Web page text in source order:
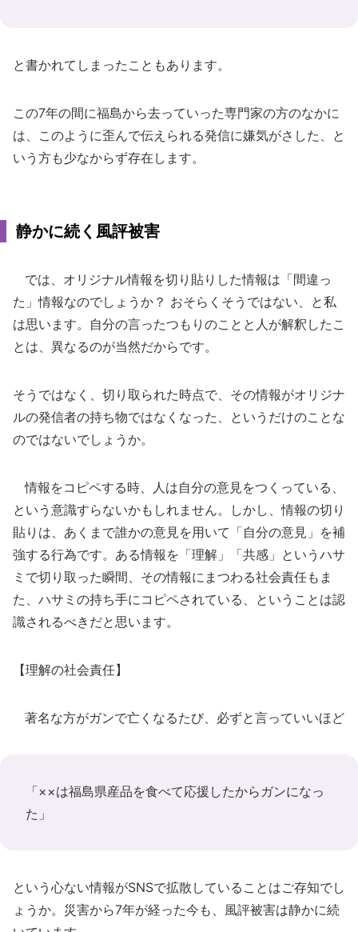
と書かれてしまったこともあります。
この7年の間に福島から去っていった専門家の方のなかに
は、このように歪んで伝えられる発信に嫌気がさした、と
いう方も少なからず存在します。
静かに続く風評被害
では、オリジナル情報を切り貼りした情報は「間違っ
た」情報なのでしょうか？ おそらくそうではない、と私
は思います。自分の言ったつもりのことと人が解釈したこ
とは、異なるのが当然だからです。
そうではなく、切り取られた時点で、その情報がオリジナ
ルの発信者の持ち物ではなくなった、というだけのことな
のではないでしょうか。
情報をコピペする時、人は自分の意見をつくっている、
という意識すらないかもしれません。しかし、情報の切り
貼りは、あくまで誰かの意見を用いて「自分の意見」を補
強する行為です。ある情報を「理解」「共感」というハサ
ミで切り取った瞬間、その情報にまつわる社会責任もま
た、ハサミの持ち手にコピペされている、ということは認
識されるべきだと思います。
【理解の社会責任】
著名な方がガンで亡くなるたび、必ずと言っていいほど
「××は福島県産品を食べて応援したからガンになっ
た」
という心ない情報がSNSで拡散していることはご存知でし
ょうか。災害から7年が経った今も、風評被害は静かに続